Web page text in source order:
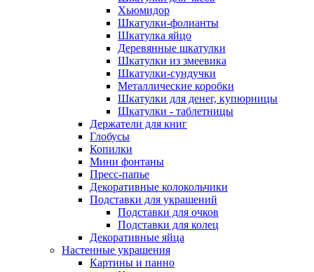
Хьюмидор
Шкатулки-фолианты
Шкатулка яйцо
Деревянные шкатулки
Шкатулки из змеевика
Шкатулки-сундучки
Металлические коробки
Шкатулки для денег, купюрницы
Шкатулки - таблетницы
Держатели для книг
Глобусы
Копилки
Мини фонтаны
Пресс-папье
Декоративные колокольчики
Подставки для украшений
Подставки для очков
Подставки для колец
Декоративные яйца
Настенные украшения
Картины и панно